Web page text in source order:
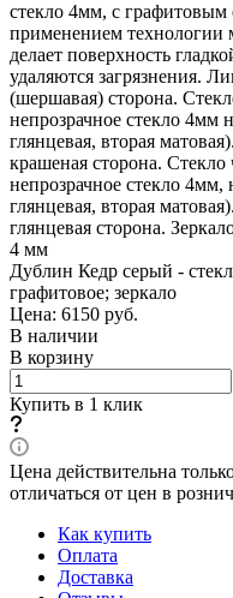
стекло 4мм, с графитовым
применением технологии
делает поверхность
удаляются загрязнения.
(шершавая) сторона.
непрозрачное стекло 4мм
глянцевая, вторая
крашеная сторона. Стекло
непрозрачное стекло 4мм,
глянцевая, вторая
глянцевая сторона.
4 мм
Дублин Кедр серый -
графитовое; зеркало
Цена: 6150 руб.
В наличии
В корзину
Купить в 1 клик
Цена действительна
отличаться от цен в
Как купить
Оплата
Доставка